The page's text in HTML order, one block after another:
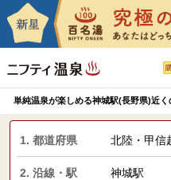
単純温泉が楽しめる神城駅(長野県)近
1. 都道府県 北陸・甲信
2. 沿線・駅 神城駅